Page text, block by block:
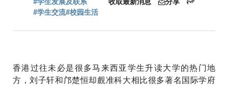
屑
#学生交流#校园生活
香港过往未必是很多马来西亚学生升读大学的热门地
方，刘子轩和邝楚恒却覻准科大相比很多著名国际学府